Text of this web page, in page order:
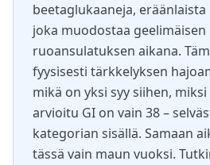
beetaglukaaneja,
joka muodostaa
ruoansulatuksen aikana.
fyysisesti tärkkelyksen
mikä on yksi syy siihen,
arvioitu GI on vain 38 –
kategorian sisällä. Samaan
tässä vain maun vuoksi.